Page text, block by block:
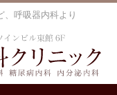
、呼吸器内科より